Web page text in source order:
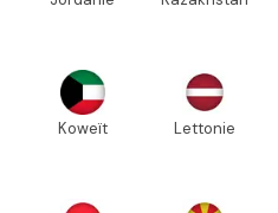
Koweït Lettonie